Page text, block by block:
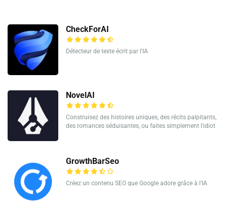
CheckForAI
Détecteur de texte écrit par l'IA
NovelAI
Construisez des histoires uniques, des récits palpitants,
des romances séduisantes, ou faites simplement l'idiot
GrowthBarSeo
Créez un contenu SEO que Google adore grâce à l'IA